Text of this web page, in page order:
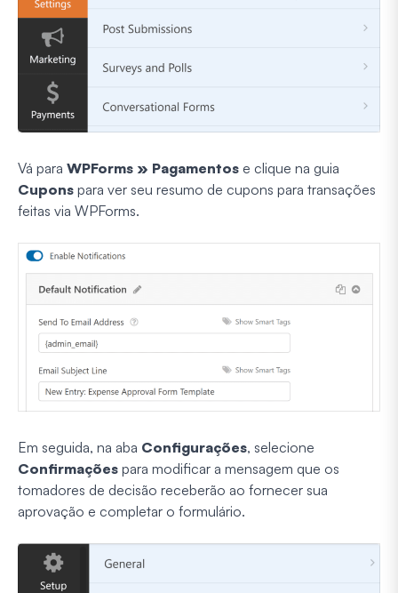
Vá para WPForms » Pagamentos e clique na guia
Cupons para ver seu resumo de cupons para transações
feitas via WPForms.
Em seguida, na aba Configurações, selecione
Confirmações para modificar a mensagem que os
tomadores de decisão receberão ao fornecer sua
aprovação e completar o formulário.